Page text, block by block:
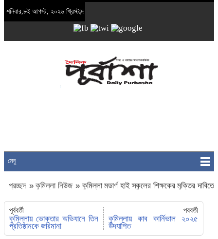
শনিবার,৮ই আগস্ট, ২০২৬ খ্রিস্টাব্দ
মেনু
প্রচ্ছদ » কুমিল্লা নিউজ » কুমিল্লা মডার্ণ হাই স্কুলের শিক্ষকের মুক্তির দাবিতে
বিক্ষোভ মিছিল
পূর্ববর্তী
কুমিল্লায় ভোক্তার অভিযানে তিন
প্রতিষ্ঠানকে জরিমানা
পরবর্তী
কুমিল্লায় কাব কার্নিভাল ২০২৫
উদযাপিত